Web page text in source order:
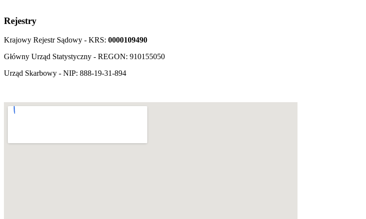
Rejestry
Krajowy Rejestr Sądowy - KRS: 0000109490
Główny Urząd Statystyczny - REGON: 910155050
Urząd Skarbowy - NIP: 888-19-31-894